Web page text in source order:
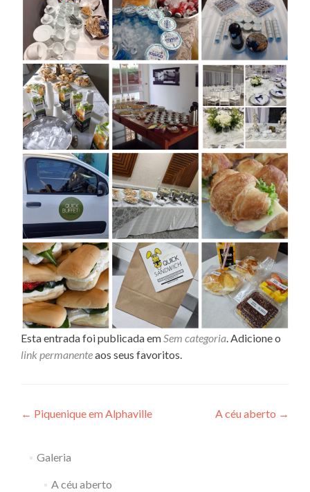
Esta entrada foi publicada emSem categoria. Adicione o
link permanenteaos seus favoritos.
Navegação
Post
← Piquenique em Alphaville A céu aberto →
Galeria
A céu aberto